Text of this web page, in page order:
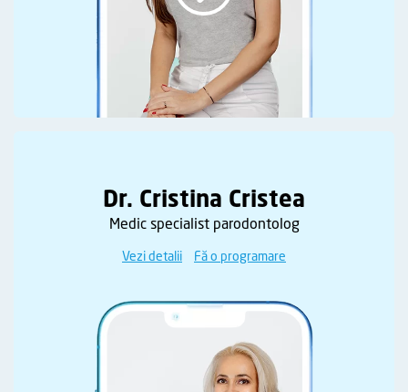
Dr. Cristina Cristea
Medic specialist parodontolog
Vezi detalii Fă o programare